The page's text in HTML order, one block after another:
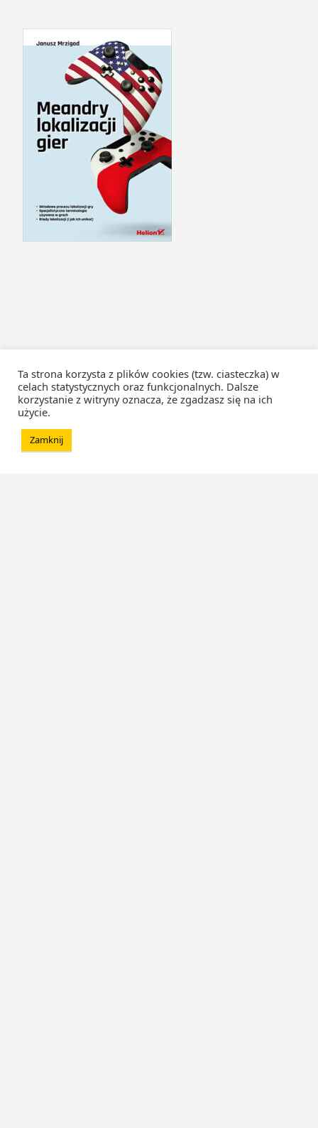
Ta strona korzysta z plików cookies (tzw. ciasteczka) w
celach statystycznych oraz funkcjonalnych. Dalsze
korzystanie z witryny oznacza, że zgadzasz się na ich
użycie.
Zamknij